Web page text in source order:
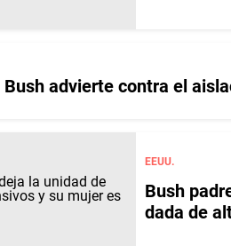
Bush advierte contra el
EEUU.
Bush
dada de